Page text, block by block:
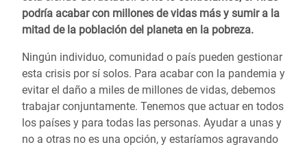
podría acabar con millones de vidas más y sumir a la
mitad de la población del planeta en la pobreza.
Ningún individuo, comunidad o país pueden gestionar
esta crisis por sí solos. Para acabar con la pandemia y
evitar el daño a miles de millones de vidas, debemos
trabajar conjuntamente. Tenemos que actuar en todos
los países y para todas las personas. Ayudar a unas y
no a otras no es una opción, y estaríamos agravando